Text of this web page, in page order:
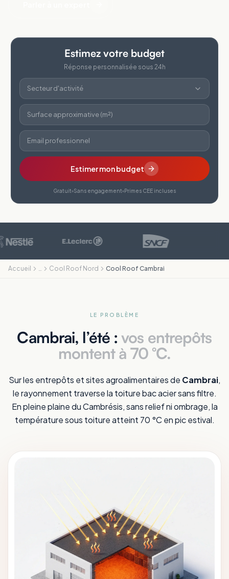
Estimez votre budget
Réponse personnalisée sous 24h
Secteur d'activité
Surface approximative (m²)
Email professionnel
Estimer mon budget
Gratuit Sans engagement Primes CEE incluses
Accueil … Cool Roof Nord Cool Roof Cambrai
LE PROBLÈME
Cambrai, l’été : vos entrepôts
montent à 70 °C.
Sur les entrepôts et sites agroalimentaires de Cambrai,
le rayonnement traverse la toiture bac acier sans filtre.
En pleine plaine du Cambrésis, sans relief ni ombrage, la
température sous toiture atteint 70 °C en pic estival.